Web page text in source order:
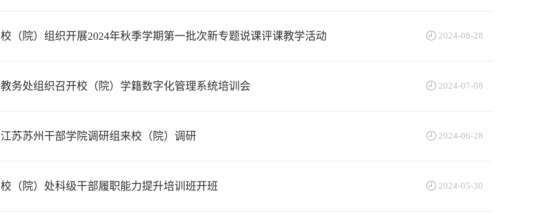
校（院）组织开展2024年秋季学期第一批次新专题说课评课教学活动 2024-08-28
教务处组织召开校（院）学籍数字化管理系统培训会 2024-07-08
江苏苏州干部学院调研组来校（院）调研 2024-06-28
校（院）处科级干部履职能力提升培训班开班 2024-05-30